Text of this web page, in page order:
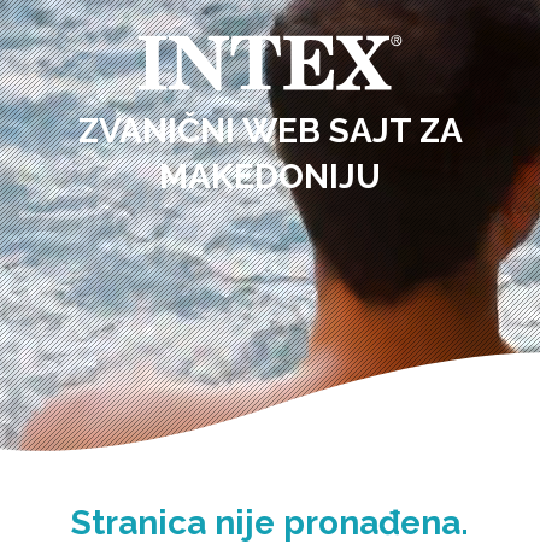
ZVANIČNI WEB SAJT ZA
MAKEDONIJU
Stranica nije pronađena.